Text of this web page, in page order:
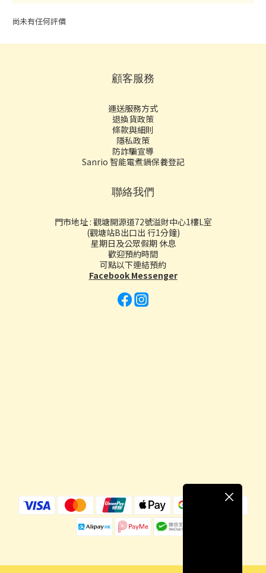
尚未有任何評價
顧客服務
運送服務方式
退換貨政策
條款與細則
隱私政策
防詐騙宣導
Sanrio 智能電煮鍋保養登記
聯絡我們
門市地址 : 觀塘開源道72號溢財中心1樓L室
(觀塘站B出口出 行1分鐘)
星期日及公眾假期 休息
歡迎預約時間
可點以下連結預約
Facebook Messenger